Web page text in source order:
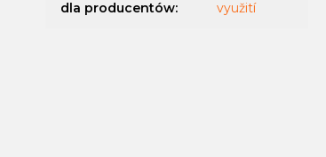
dla producentów:
využití